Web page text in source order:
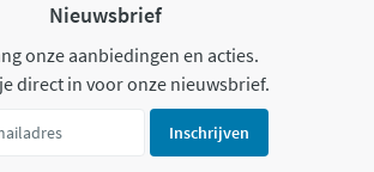
Nieuwsbrief
onze aanbiedingen en acties.
direct in voor onze nieuwsbrief.
Inschrijven